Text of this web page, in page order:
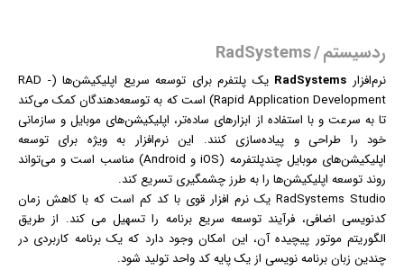
ردسیستم / RadSystems
نرم‌افزار RadSystems
یک پلتفرم برای توسعه سریع اپلیکیشن‌ها (RAD -
Rapid Application Development) است که به توسعه‌دهندگان کمک می‌کند
تا به سرعت و با استفاده از ابزارهای ساده‌تر، اپلیکیشن‌های موبایل و سازمانی
خود را طراحی و پیاده‌سازی کنند. این نرم‌افزار به ویژه برای توسعه
اپلیکیشن‌های موبایل چندپلتفرمه (iOS و Android) مناسب است و می‌تواند
روند توسعه اپلیکیشن‌ها را به طرز چشمگیری تسریع کند.
RadSystems Studio یک
نرم افزار قوی با کد کم است که با کاهش زمان
کدنویسی اضافی، فرآیند توسعه سریع برنامه را تسهیل می کند. از طریق
الگوریتم موتور پیچیده آن، این امکان وجود دارد که یک برنامه کاربردی در
چندین زبان برنامه نویسی از یک پایه کد واحد تولید شود.